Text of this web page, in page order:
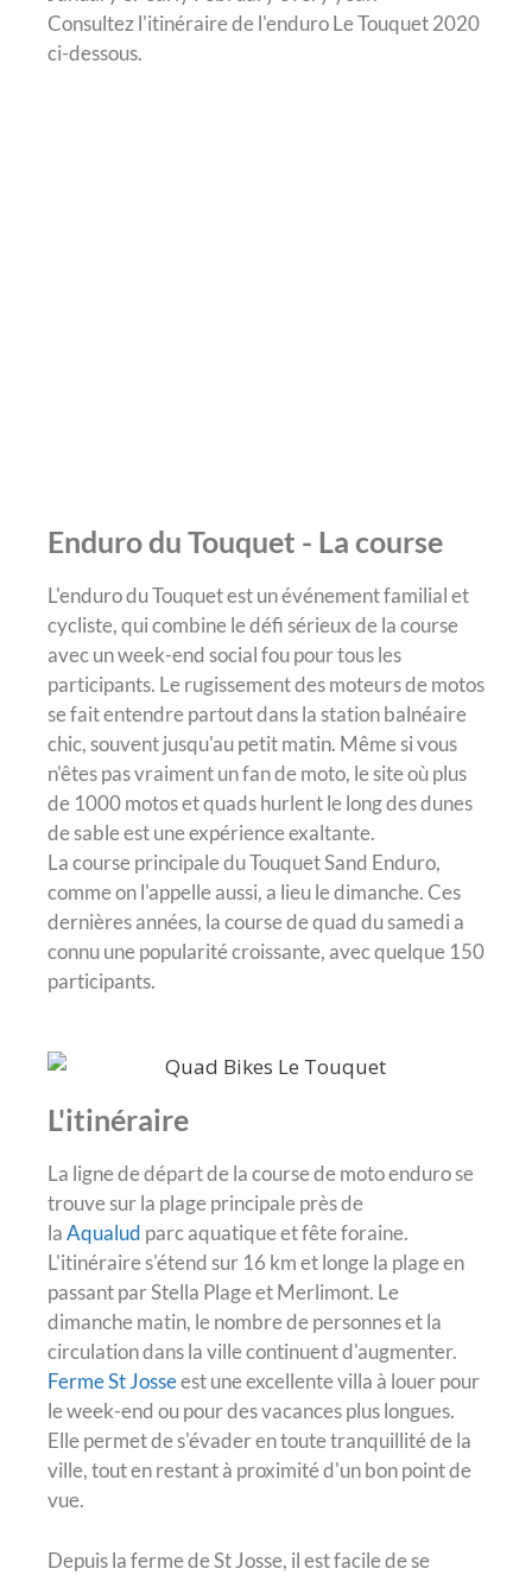
Consultez l'itinéraire de l'enduro Le Touquet 2020
ci-dessous.
Enduro du Touquet - La course
L'enduro du Touquet est un événement familial et
cycliste, qui combine le défi sérieux de la course
avec un week-end social fou pour tous les
participants. Le rugissement des moteurs de motos
se fait entendre partout dans la station balnéaire
chic, souvent jusqu'au petit matin. Même si vous
n'êtes pas vraiment un fan de moto, le site où plus
de 1000 motos et quads hurlent le long des dunes
de sable est une expérience exaltante.
La course principale du Touquet Sand Enduro,
comme on l'appelle aussi, a lieu le dimanche. Ces
dernières années, la course de quad du samedi a
connu une popularité croissante, avec quelque 150
participants.
L'itinéraire
La ligne de départ de la course de moto enduro se
trouve sur la plage principale près de
laAqualud parc aquatique et fête foraine.
L'itinéraire s'étend sur 16 km et longe la plage en
passant par Stella Plage et Merlimont. Le
dimanche matin, le nombre de personnes et la
circulation dans la ville continuent d'augmenter.
Ferme St Josseest une excellente villa à louer pour
le week-end ou pour des vacances plus longues.
Elle permet de s'évader en toute tranquillité de la
ville, tout en restant à proximité d'un bon point de
vue.
Depuis la ferme de St Josse, il est facile de se